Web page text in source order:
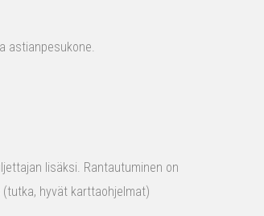
astianpesukone.
lisäksi. Rantautuminen on
hyvät karttaohjelmat)